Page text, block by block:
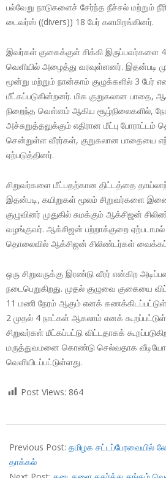
பல்வேறு நாடுகளைச் சேர்ந்த நீச்சல் மற்றும்
டைவர்ஸ் ((divers)) 18 பேர் களமிறங்கினர்.
இவர்கள் குகைக்குள் சிக்கி இருப்பவர்களை 4
வெளியில் அழைத்து வரவுள்ளனர். இதன்படி
மூன்று மற்றும் நான்காம் குழுக்களில் 3 பேர் என
மீட்கப்படுகின்றனர். மிக குறுகலான பாதை,
நிறைந்த வெள்ளம் ஆகிய சூழ்நிலைகளில்,
அச்சுறுத்தலுக்கும் எதிரான மீட்பு போராட்டம்
சென்றுள்ள வீரர்கள், குறுகலான பாதையை
ஏற்படுத்தினர்.
சிறுவர்களை மீட்பதற்கான திட்டத்தை
இதன்படி, கயிறுகள் மூலம் சிறுவர்களை
குழுவினர் முதுகில் சுமக்கும் ஆக்சிஜன்
வழங்குவர். ஆக்சிஜன் பற்றாக்குறை ஏற்படாமல்
தொலைவில் ஆக்சிஜன் சிலிண்டர்கள்
ஒரு சிறுவருக்கு இரண்டு வீரர் என்கிற
நடைபெறுகிறது. முதல் குழுவை குகையை
11 மணி நேரம் ஆகும் எனக்
2 முதல் 4 நாட்கள் ஆகலாம் எனக்
சிறுவர்கள் மீட்கப்பட்டு விட்டதாகக்
மருத்துவமனை கொண்டு செல்வதாக
வெளியிடப்பட்டுள்ளது.
Post Views: 864
07-
09
Previous Post: தமிழக சட்டப்பேரவையில்
தாக்கல்